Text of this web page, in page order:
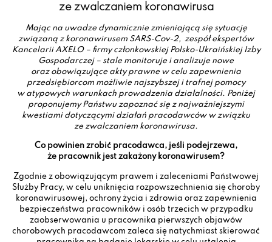
ze zwalczaniem koronawirusa
Mając na uwadze dynamicznie zmieniającą się sytuację
związaną z koronawirusem SARS-Cov-2, zespół ekspertów
Kancelarii AXELO – firmy członkowskiej Polsko-Ukraińskiej Izby
Gospodarczej – stale monitoruje i analizuje nowe
oraz obowiązujące akty prawne w celu zapewnienia
przedsiębiorcom możliwie najszybszej i trafnej pomocy
w atypowych warunkach prowadzenia działalności. Poniżej
proponujemy Państwu zapoznać się z najważniejszymi
kwestiami dotyczącymi działań pracodawców w związku
ze zwalczaniem koronawirusa.
Co powinien zrobić pracodawca, jeśli podejrzewa,
że pracownik jest zakażony koronawirusem?
Zgodnie z obowiązującym prawem i zaleceniami Państwowej
Służby Pracy, w celu uniknięcia rozpowszechnienia się choroby
koronawirusowej, ochrony życia i zdrowia oraz zapewnienia
bezpieczeństwa pracowników i osób trzecich w przypadku
zaobserwowania u pracownika pierwszych objawów
chorobowych pracodawcom zaleca się natychmiast skierować